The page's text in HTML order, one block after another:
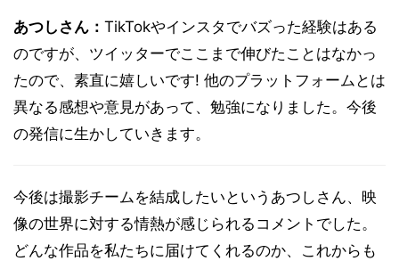
あつしさん： TikTokやインスタでバズった経験はある
のですが、ツイッターでここまで伸びたことはなかっ
たので、素直に嬉しいです! 他のプラットフォームとは
異なる感想や意見があって、勉強になりました。今後
の発信に生かしていきます。
今後は撮影チームを結成したいというあつしさん、映
像の世界に対する情熱が感じられるコメントでした。
どんな作品を私たちに届けてくれるのか、これからも